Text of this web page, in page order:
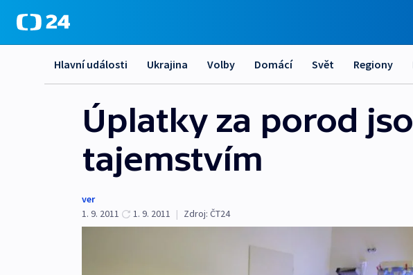
Hlavní události Ukrajina Volby Domácí Svět Regiony
Úplatky za porod
tajemstvím
ver
1. 9. 2011
1. 9. 2011 | Zdroj: ČT24